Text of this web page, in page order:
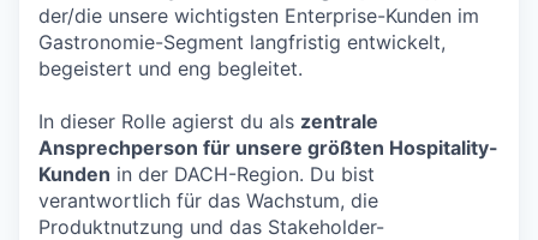
der/die unsere wichtigsten Enterprise-Kunden im
Gastronomie-Segment langfristig entwickelt,
begeistert und eng begleitet.
In dieser Rolle agierst du als zentrale
Ansprechperson für unsere größten Hospitality-
Kunden in der DACH-Region. Du bist
verantwortlich für das Wachstum, die
Produktnutzung und das Stakeholder-